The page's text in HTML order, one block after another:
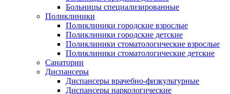
Больницы специализированные
Поликлиники
Поликлиники городские взрослые
Поликлиники городские детские
Поликлиники стоматологические взрослые
Поликлиники стоматологические детские
Санатории
Диспансеры
Диспансеры врачебно-физкультурные
Диспансеры наркологические